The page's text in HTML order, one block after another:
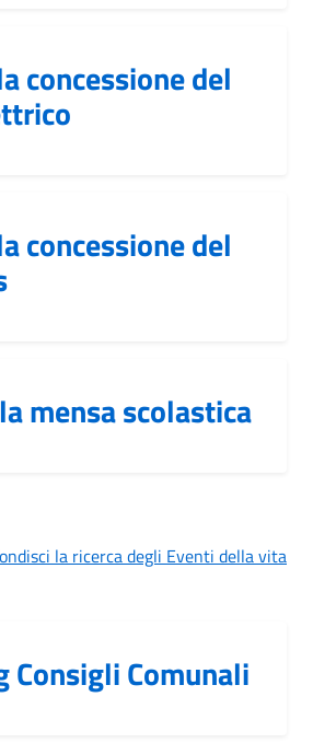
concessione del
concessione del
mensa scolastica
la ricerca degli Eventi della vita
Consigli Comunali